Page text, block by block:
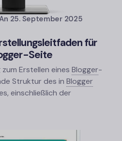
25. September 2025
für
Seite
Erstellen eines Blogger-
Struktur des in Blogger
einschließlich der